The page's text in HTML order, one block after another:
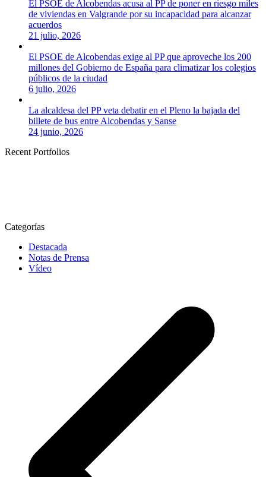
El PSOE de Alcobendas acusa al PP de poner en riesgo miles
de viviendas en Valgrande por su incapacidad para alcanzar
acuerdos
21 julio, 2026
El PSOE de Alcobendas exige al PP que aproveche los 200
millones del Gobierno de España para climatizar los colegios
públicos de la ciudad
6 julio, 2026
La alcaldesa del PP veta debatir en el Pleno la bajada del
billete de bus entre Alcobendas y Sanse
24 junio, 2026
Recent Portfolios
Categorías
Destacada
Notas de Prensa
Vídeo